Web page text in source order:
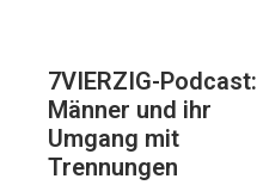
7VIERZIG-Podcast:
Männer und ihr
Umgang mit
Trennungen